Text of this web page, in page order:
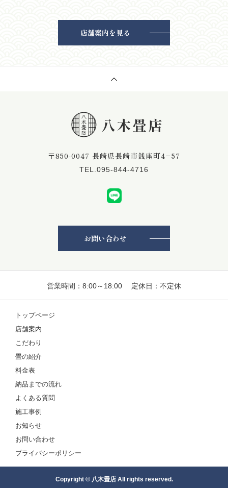
店舗案内を見る
〒850-0047 長崎県長崎市銭座町4−57
TEL.095-844-4716
お問い合わせ
営業時間：8:00～18:00 定休日：不定休
トップページ
店舗案内
こだわり
畳の紹介
料金表
納品までの流れ
よくある質問
施工事例
お知らせ
お問い合わせ
プライバシーポリシー
Copyright © 八木畳店 All rights reserved.